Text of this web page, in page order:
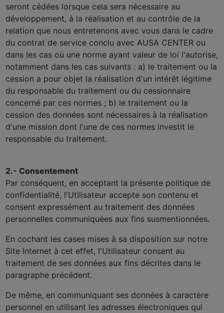
seront cédées lorsque cela sera nécessaire au
développement, à la réalisation et au contrôle de la
relation que nous entretenons avec vous dans le cadre
du contrat de service conclu avec AUSA CENTER ou
dans les cas où une norme ayant valeur de loi l'autorise,
notamment dans les cas suivants : a) le traitement ou la
cession a pour objet la réalisation d'un intérêt légitime
du responsable du traitement ou du cessionnaire
concerné par ces normes ; b) le traitement ou la
cession des données sont nécessaires à la réalisation
d'une mission dont l'une de ces normes investit le
responsable du traitement.
2.- Consentement
Par conséquent, en acceptant la présente politique de
confidentialité, l'Utilisateur accepte son contenu et
consent expressément au traitement des données
personnelles communiquées aux fins susmentionnées.
En cochant les cases mises à sa disposition sur notre
Site Internet à cet effet, l'Utilisateur consent au
traitement de ses données aux fins décrites dans le
paragraphe précédent.
De même, en communiquant ses données à caractère
personnel en utilisant les adresses électroniques qui